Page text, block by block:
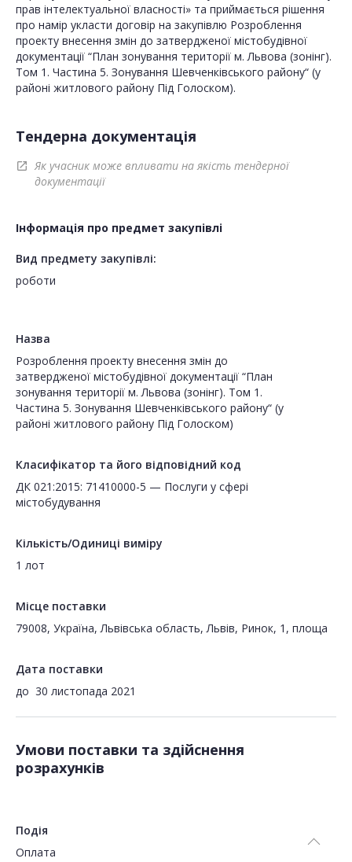
прав інтелектуальної власності» та приймається рішення
про намір укласти договір на закупівлю Розроблення
проекту внесення змін до затвердженої містобудівної
документації “План зонування території м. Львова (зонінг).
Том 1. Частина 5. Зонування Шевченківського району“ (у
районі житлового району Під Голоском).
Тендерна документація
open_in_new
Як учасник може впливати на якість тендерної
документації
Інформація про предмет закупівлі
Вид предмету закупівлі:
роботи
Назва
Розроблення проекту внесення змін до
затвердженої містобудівної документації “План
зонування території м. Львова (зонінг). Том 1.
Частина 5. Зонування Шевченківського району“ (у
районі житлового району Під Голоском)
Класифікатор та його відповідний код
ДК 021:2015: 71410000-5 — Послуги у сфері
містобудування
Кількість/Одиниці виміру
1 лот
Місце поставки
79008, Україна, Львівська область, Львів, Ринок, 1, площа
Дата поставки
до 30 листопада 2021
Умови поставки та здійснення
розрахунків
Подія
Оплата